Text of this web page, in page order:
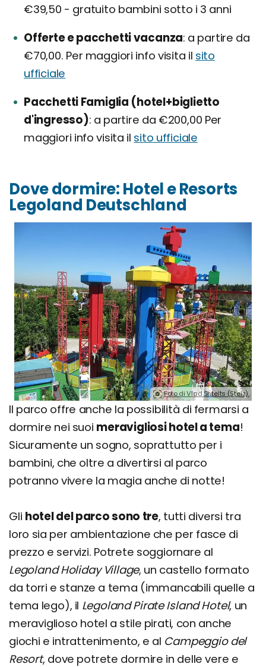
€39,50 - gratuito bambini sotto i 3 anni
Offerte e pacchetti vacanza a partire da
€70,00. Per maggiori info visita il sito
ufficiale
Pacchetti Famiglia (hotel+biglietto
d'ingresso) a partire da €200,00 Per
maggiori info visita il sito ufficiale
Dove dormire: Hotel e Resorts
Legoland Deutschland
Foto di Vlad Shtelts (Stelz).
Il parco offre anche la possibilità di fermarsi a
dormire nei suoi meravigliosi hotel a tema!
Sicuramente un sogno, soprattutto per i
bambini, che oltre a divertirsi al parco
potranno vivere la magia anche di notte!
Gli hotel del parco sono tre, tutti diversi tra
loro sia per ambientazione che per fasce di
prezzo e servizi. Potrete soggiornare al
Legoland Holiday Village, un castello formato
da torri e stanze a tema (immancabili quelle a
tema lego), il Legoland Pirate Island Hotel, un
meraviglioso hotel a stile pirati, con anche
giochi e intrattenimento, e al Campeggio del
Resort, dove potrete dormire in delle vere e